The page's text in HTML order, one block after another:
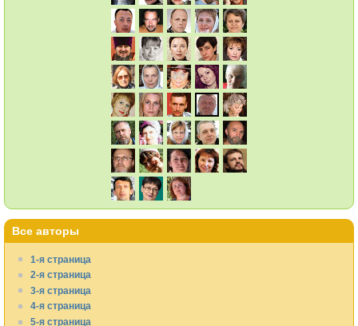
Все авторы
1-я страница
2-я страница
3-я страница
4-я страница
5-я страница